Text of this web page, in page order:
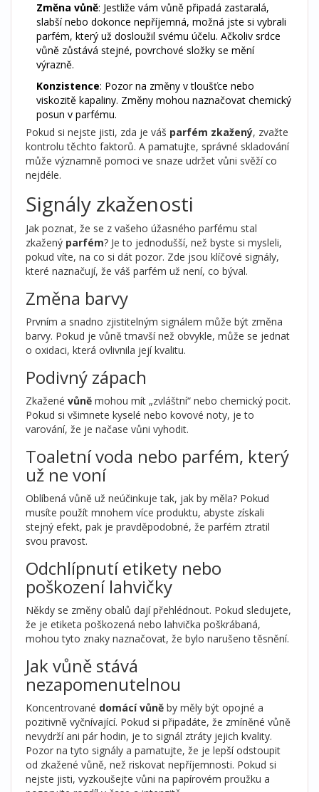
Změna vůně: Jestliže vám vůně připadá zastaralá,
slabší nebo dokonce nepříjemná, možná jste si vybrali
parfém, který už dosloužil svému účelu. Ačkoliv srdce
vůně zůstává stejné, povrchové složky se mění
výrazně.
Konzistence: Pozor na změny v tloušťce nebo
viskozitě kapaliny. Změny mohou naznačovat chemický
posun v parfému.
Pokud si nejste jisti, zda je váš parfém zkažený, zvažte
kontrolu těchto faktorů. A pamatujte, správné skladování
může významně pomoci ve snaze udržet vůni svěží co
nejdéle.
Signály zkaženosti
Jak poznat, že se z vašeho úžasného parfému stal
zkažený parfém? Je to jednodušší, než byste si mysleli,
pokud víte, na co si dát pozor. Zde jsou klíčové signály,
které naznačují, že váš parfém už není, co býval.
Změna barvy
Prvním a snadno zjistitelným signálem může být změna
barvy. Pokud je vůně tmavší než obvykle, může se jednat
o oxidaci, která ovlivnila její kvalitu.
Podivný zápach
Zkažené vůně mohou mít „zvláštní“ nebo chemický pocit.
Pokud si všimnete kyselé nebo kovové noty, je to
varování, že je načase vůni vyhodit.
Toaletní voda nebo parfém, který
už ne voní
Oblíbená vůně už neúčinkuje tak, jak by měla? Pokud
musíte použít mnohem více produktu, abyste získali
stejný efekt, pak je pravděpodobné, že parfém ztratil
svou pravost.
Odchlípnutí etikety nebo
poškození lahvičky
Někdy se změny obalů dají přehlédnout. Pokud sledujete,
že je etiketa poškozená nebo lahvička poškrábaná,
mohou tyto znaky naznačovat, že bylo narušeno těsnění.
Jak vůně stává
nezapomenutelnou
Koncentrované domácí vůně by měly být opojné a
pozitivně vyčnívající. Pokud si připadáte, že zmíněné vůně
nevydrží ani pár hodin, je to signál ztráty jejich kvality.
Pozor na tyto signály a pamatujte, že je lepší odstoupit
od zkažené vůně, než riskovat nepříjemnosti. Pokud si
nejste jisti, vyzkoušejte vůni na papírovém proužku a